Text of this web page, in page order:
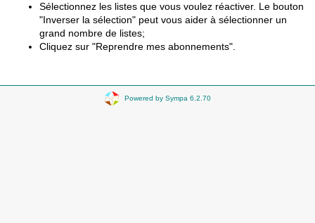
Sélectionnez les listes que vous voulez réactiver. Le bouton
"Inverser la sélection" peut vous aider à sélectionner un
grand nombre de listes;
Cliquez sur "Reprendre mes abonnements".
Powered by Sympa 6.2.70